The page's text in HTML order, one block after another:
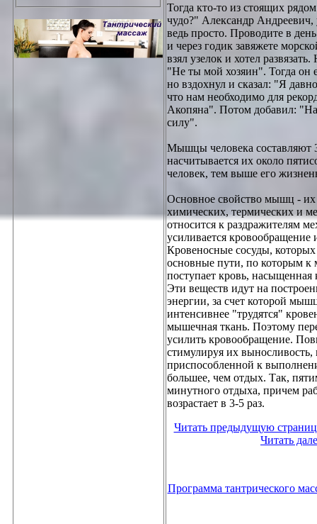
Тогда кто-то из стоящих
чудо?" Александр Андреевич,
ведь просто. Проводите в
и через годик завяжете
взял узелок и хотел
"Не ты мой хозяин". Тогда он
но вздохнул и сказал: "Я
что нам необходимо для
Акопяна". Потом добавил:
силу".
Мышцы человека составляют
насчитывается их около
человек, тем выше его
Основное свойство мышц - их
химических, термических и
относится к раздражителям
усиливается
Кровеносные сосуды,
основные пути, по которым
поступает кровь,
Эти веществ идут на
энергии, за счет которой
интенсивнее "трудятся"
мышечная ткань. Поэтому
усилить кровообращение.
стимулируя их выносливость,
приспособленной к
большее, чем отдых. Так,
минутного отдыха, причем
возрастает в 3-5 раз.
Читать предыдущую
Читать
Программа тантрического